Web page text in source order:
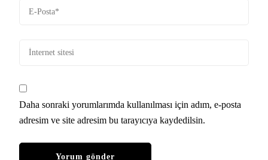
Daha sonraki yorumlarımda kullanılması için adım, e-posta
adresim ve site adresim bu tarayıcıya kaydedilsin.